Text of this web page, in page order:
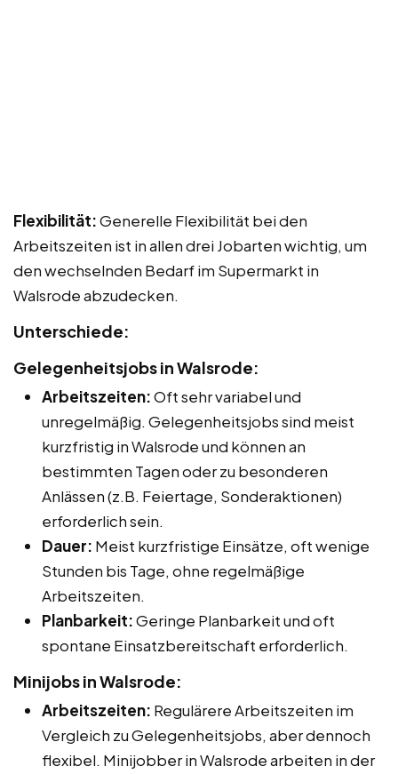
Flexibilität:Generelle Flexibilität bei den
Arbeitszeiten ist in allen drei Jobarten wichtig, um
den wechselnden Bedarf im Supermarkt in
Walsrode abzudecken.
Unterschiede:
Gelegenheitsjobs in Walsrode:
Arbeitszeiten:Oft sehr variabel und
unregelmäßig. Gelegenheitsjobs sind meist
kurzfristig in Walsrode und können an
bestimmten Tagen oder zu besonderen
Anlässen (z.B. Feiertage, Sonderaktionen)
erforderlich sein.
Dauer: Meist kurzfristige Einsätze, oft wenige
Stunden bis Tage, ohne regelmäßige
Arbeitszeiten.
Planbarkeit:Geringe Planbarkeit und oft
spontane Einsatzbereitschaft erforderlich.
Minijobs in Walsrode:
Arbeitszeiten: Regulärere Arbeitszeiten im
Vergleich zu Gelegenheitsjobs, aber dennoch
flexibel. Minijobber in Walsrode arbeiten in der